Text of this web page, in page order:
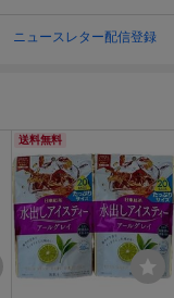
ニュースレター配信登録
送料無料